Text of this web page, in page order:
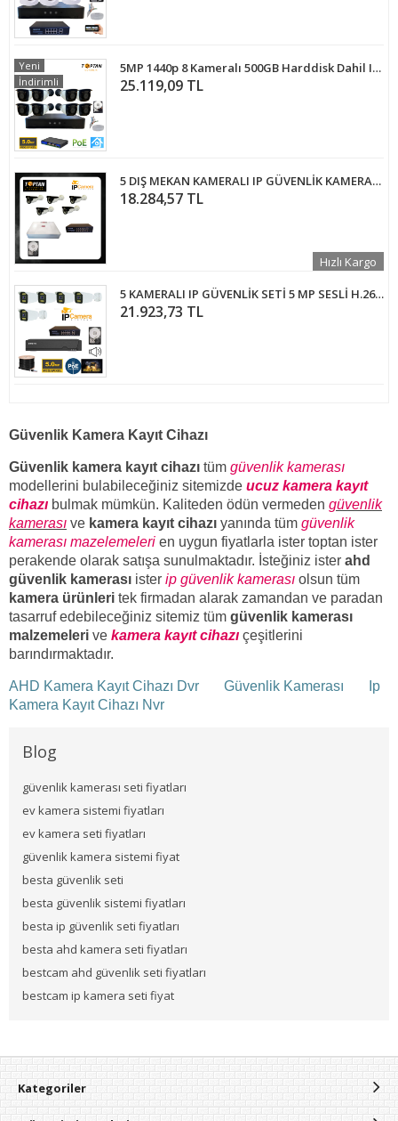
5MP 1440p 8 Kameralı 500GB Harddisk Dahil IP Poe Güvenlik Kamerası Seti - ST-58500
25.119,09 TL
Yeni
İndirimli
5 DIŞ MEKAN KAMERALI IP GÜVENLİK KAMERASI SETİ - HDD DAHİL - TG1419
18.284,57 TL
Hızlı Kargo
5 KAMERALI IP GÜVENLİK SETİ 5 MP SESLİ H.265+ FULL COLOR 2 TB HDD DAHİL
21.923,73 TL
Güvenlik Kamera Kayıt Cihazı
Güvenlik kamera kayıt cihazı tüm güvenlik kamerası
modellerini bulabileceğiniz sitemizde ucuz kamera kayıt
cihazı bulmak mümkün. Kaliteden ödün vermeden güvenlik
kamerası ve kamera kayıt cihazı yanında tüm güvenlik
kamerası mazelemeleri en uygun fiyatlarla ister toptan ister
perakende olarak satışa sunulmaktadır. İsteğiniz ister ahd
güvenlik kamerası ister ip güvenlik kamerası olsun tüm
kamera ürünleri tek firmadan alarak zamandan ve paradan
tasarruf edebileceğiniz sitemiz tüm güvenlik kamerası
malzemeleri ve kamera kayıt cihazı çeşitlerini
barındırmaktadır.
AHD Kamera Kayıt Cihazı Dvr Güvenlik Kamerası
Ip
Kamera Kayıt Cihazı Nvr
Blog
güvenlik kamerası seti fiyatları
ev kamera sistemi fiyatları
ev kamera seti fiyatları
güvenlik kamera sistemi fiyat
besta güvenlik seti
besta güvenlik sistemi fiyatları
besta ip güvenlik seti fiyatları
besta ahd kamera seti fiyatları
bestcam ahd güvenlik seti fiyatları
bestcam ip kamera seti fiyat
Kategoriler